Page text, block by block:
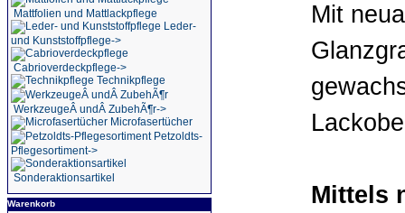
Mattfolien und Mattlackpflege
Leder-
und Kunststoffpflege->
Cabrioverdeckpflege->
Technikpflege
WerkzeugeÂ undÂ ZubehÃ¶r->
Microfasertücher
Petzoldts-
Pflegesortiment->
Sonderaktionsartikel
Warenkorb
Mit
Mittels